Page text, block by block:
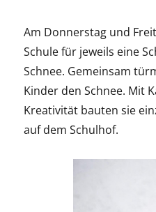
Am Donnerstag und
Schule für jeweils eine
Schnee. Gemeinsam
Kinder den Schnee. Mit
Kreativität bauten sie
auf dem Schulhof.